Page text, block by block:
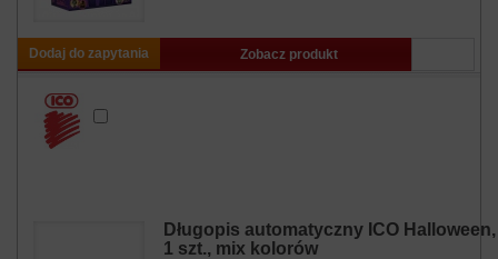
Dodaj do zapytania Zobacz produkt
Długopis automatyczny ICO Halloween,
1 szt., mix kolorów